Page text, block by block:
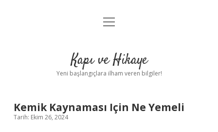
Anasayfa
Yasal Uyarı
menüyü
Kapı ve Hikaye
Yeni başlangıçlara ilham veren bilgiler!
Kemik Kaynaması Için Ne Yemeli
Tarih: Ekim 26, 2024